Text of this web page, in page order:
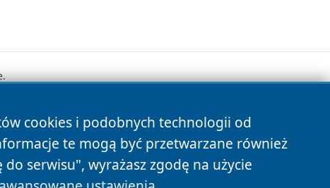
cookies i podobnych technologii od
te mogą być przetwarzane również
serwisu", wyrażasz zgodę na użycie